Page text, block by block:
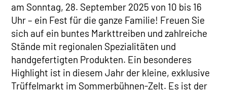
am Sonntag, 28. September 2025 von 10 bis 16
Uhr – ein Fest für die ganze Familie! Freuen Sie
sich auf ein buntes Markttreiben und zahlreiche
Stände mit regionalen Spezialitäten und
handgefertigten Produkten. Ein besonderes
Highlight ist in diesem Jahr der kleine, exklusive
Trüffelmarkt im Sommerbühnen-Zelt. Es ist der